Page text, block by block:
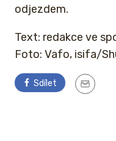
odjezdem.
Text: redakce ve
Foto: Vafo, isifa/
Sdílet